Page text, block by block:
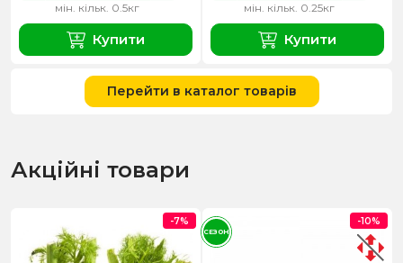
мін. кільк. 0.5кг
Купити
мін. кільк. 0.25кг
Купити
Перейти в каталог товарів
Акційні товари
-7% -10%
СЕЗОН